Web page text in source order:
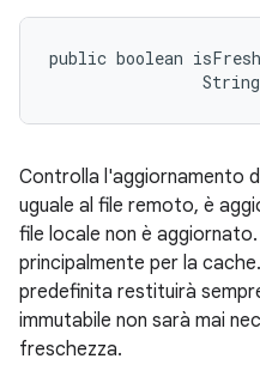
public boolean
Controlla l'aggiornamento
uguale al file remoto, è
file locale non è
principalmente per la
predefinita restituirà
immutabile non sarà mai
freschezza.